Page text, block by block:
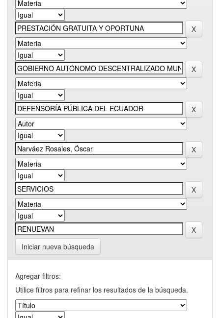
Iniciar nueva búsqueda
Agregar filtros:
Utilice filtros para refinar los resultados de la búsqueda.